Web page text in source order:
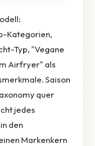
Kategorien,
Typ, "Vegane
Airfryer" als
Saison
quer
jedes
den
Markenkern